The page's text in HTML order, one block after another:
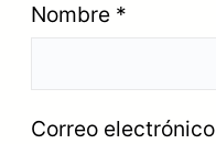
Nombre *
Correo electrónico